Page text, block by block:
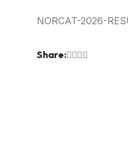
NORCAT-2026-
Share: